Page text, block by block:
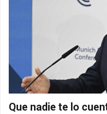
Que nadie te lo